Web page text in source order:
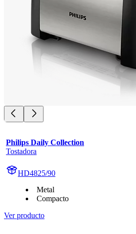
Philips Daily Collection
Tostadora
HD4825/90
Metal
Compacto
Ver producto